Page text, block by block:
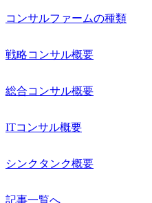
コンサルファームの種類
戦略コンサル概要
総合コンサル概要
ITコンサル概要
シンクタンク概要
記事一覧へ